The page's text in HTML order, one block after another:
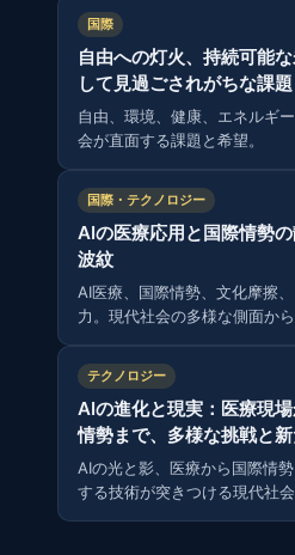
点。
国際
自由への灯火、持続可能
して見過ごされがちな課題
自由、環境、健康、エネルギ
会が直面する課題と希望。
国際・テクノロジー
AIの医療応用と国際情勢
波紋
AI医療、国際情勢、文化摩擦
力。現代社会の多様な側面か
テクノロジー
AIの進化と現実：医療現
情勢まで、多様な挑戦と
AIの光と影、医療から国際情
する技術が突きつける現代社会